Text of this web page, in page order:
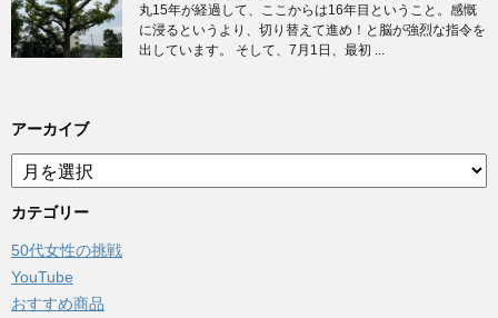
丸15年が経過して、ここからは16年目ということ。感慨
に浸るというより、切り替えて進め！と脳が強烈な指令を
出しています。 そして、7月1日、最初 ...
アーカイブ
ア
ー
カ
ブ
カテゴリー
50代女性の挑戦
YouTube
おすすめ商品